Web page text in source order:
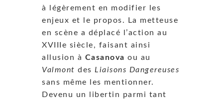
à légèrement en modifier les
enjeux et le propos. La metteuse
en scène a déplacé l’action au
XVIIIe siècle, faisant ainsi
allusion à Casanova ou au
Valmont des Liaisons Dangereuses
sans même les mentionner.
Devenu un libertin parmi tant